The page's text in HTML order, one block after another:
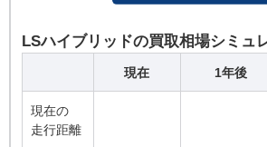
LSハイブリッドの買取相場シミュ
現在 1年後
現在の
走行距離